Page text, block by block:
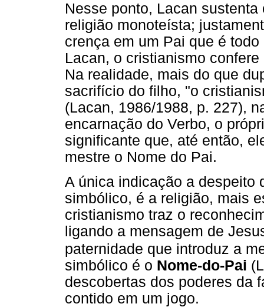
Nesse ponto, Lacan
religião monoteísta;
crença em um Pai que é
Lacan, o cristianismo
Na realidade, mais do que
sacrifício do filho, "o
(Lacan, 1986/1988, p. 227),
encarnação do Verbo, o
significante que, até então,
mestre o Nome do Pai.
A única indicação a despeito
simbólico, é a religião, mais
cristianismo traz o
ligando a mensagem de
paternidade que introduz a
simbólico é o Nome-do-Pai
descobertas dos poderes da
contido em um jogo.